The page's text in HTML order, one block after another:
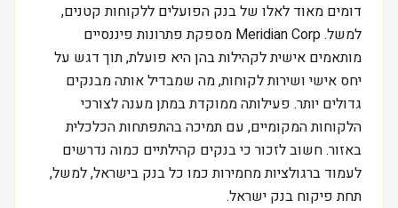
דומים מאוד לאלו של בנק הפועלים ללקוחות קטנים,
למשל. Meridian Corp מספקת פתרונות פיננסיים
מותאמים אישית לקהילות בהן היא פועלת, תוך דגש על
יחס אישי ושירות לקוחות, מה שמבדיל אותה מבנקים
גדולים יותר. פעילותה ממוקדת במתן מענה לצורכי
הלקוחות המקומיים, עם תמיכה בהתפתחות הכלכלית
באזור. חשוב לזכור כי בנקים קהילתיים כמוה נדרשים
לעמוד ברגולציות מחמירות כמו כל בנק בישראל, למשל,
תחת פיקוח בנק ישראל.